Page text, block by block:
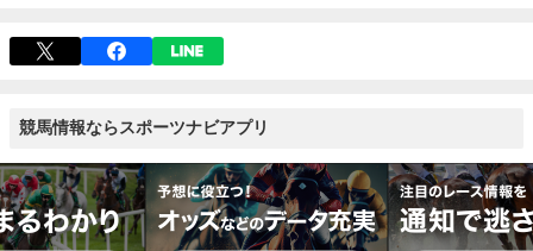
競馬情報ならスポーツナビアプリ